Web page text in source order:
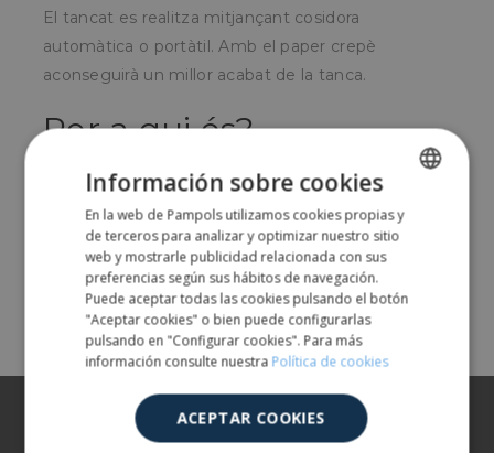
El tancat es realitza mitjançant cosidora
automàtica o portàtil.Amb el paper crepè
aconseguirà un millor acabat de la tanca.
Per a qui és?
Per a empreses que envasin i comercialitzin
carbó, llenya, etc.
Share
Sobre nosaltres
SPANISH
ENGLISH
Información sobre cookies
En la web de Pampols utilizamos cookies propias y
de terceros para analizar y optimizar nuestro sitio
web y mostrarle publicidad relacionada con sus
preferencias según sus hábitos de navegación.
Puede aceptar todas las cookies pulsando el botón
"Aceptar cookies" o bien puede configurarlas
pulsando en "Configurar cookies". Para más
información consulte nuestra Política de cookies
ACEPTAR COOKIES